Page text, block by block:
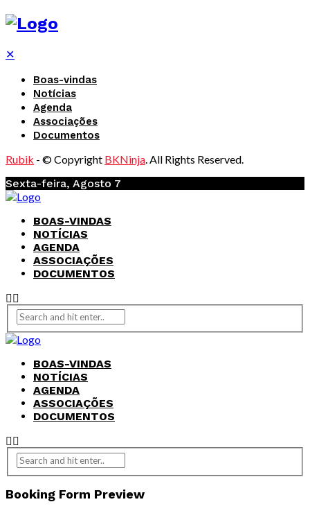
✕
Boas-vindas
Notícias
Agenda
Associações
Documentos
Rubik - © Copyright BKNinja. All Rights Reserved.
Sexta-feira, Agosto 7
BOAS-VINDAS
NOTÍCIAS
AGENDA
ASSOCIAÇÕES
DOCUMENTOS
BOAS-VINDAS
NOTÍCIAS
AGENDA
ASSOCIAÇÕES
DOCUMENTOS
Booking Form Preview